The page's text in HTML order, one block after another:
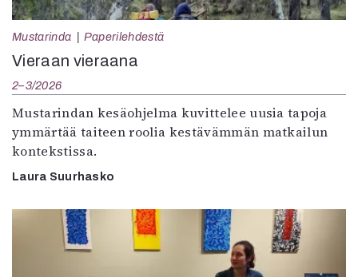
Mustarinda Paperilehdestä
Vieraan vieraana
2–3/2026
Mustarindan kesäohjelma kuvittelee uusia tapoja
ymmärtää taiteen roolia kestävämmän matkailun
kontekstissa.
Laura Suurhasko